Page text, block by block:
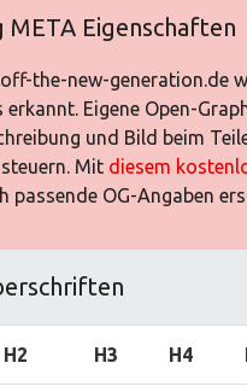
META Eigenschaften
the-new-generation.de
erkannt. Eigene Open-
und Bild beim
Mit diesem
passende OG-Angaben
H2 H3 H4